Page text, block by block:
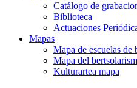
Catálogo de
Biblioteca
Actuaciones
Mapas
Mapa de escuelas de
Mapa del
Kulturartea mapa